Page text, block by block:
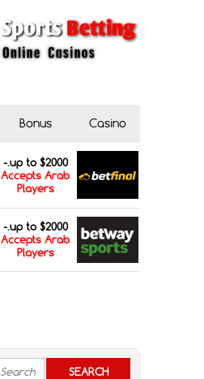
Casino
Bonus
up to $2000.-
Accepts Arab
Players
up to $2000.-
Accepts Arab
Players